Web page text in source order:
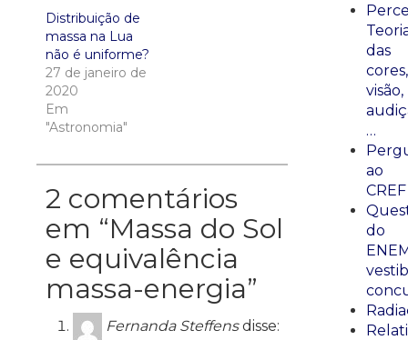
Distribuição de
massa na Lua
não é uniforme?
27 de janeiro de
2020
Em
"Astronomia"
2 comentários
em “Massa do Sol
e equivalência
massa-energia”
Fernanda Steffens disse:
das
cores,
visão,
…
ao
CREF
do